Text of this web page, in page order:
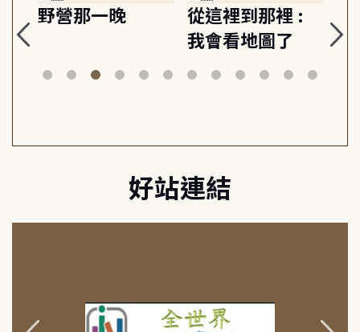
野營那一晚
從這裡到那裡 :
我會看地圖了
美
好站連結